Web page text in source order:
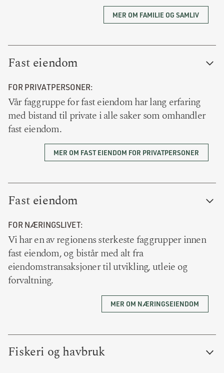
MER OM FAMILIE OG SAMLIV
Fast eiendom
FOR PRIVATPERSONER:
Vår faggruppe for fast eiendom har lang erfaring
med bistand til private i alle saker som omhandler
fast eiendom.
MER OM FAST EIENDOM FOR PRIVATPERSONER
Fast eiendom
FOR NÆRINGSLIVET:
Vi har en av regionens sterkeste faggrupper innen
fast eiendom, og bistår med alt fra
eiendomstransaksjoner til utvikling, utleie og
forvaltning.
MER OM NÆRINGSEIENDOM
Fiskeri og havbruk